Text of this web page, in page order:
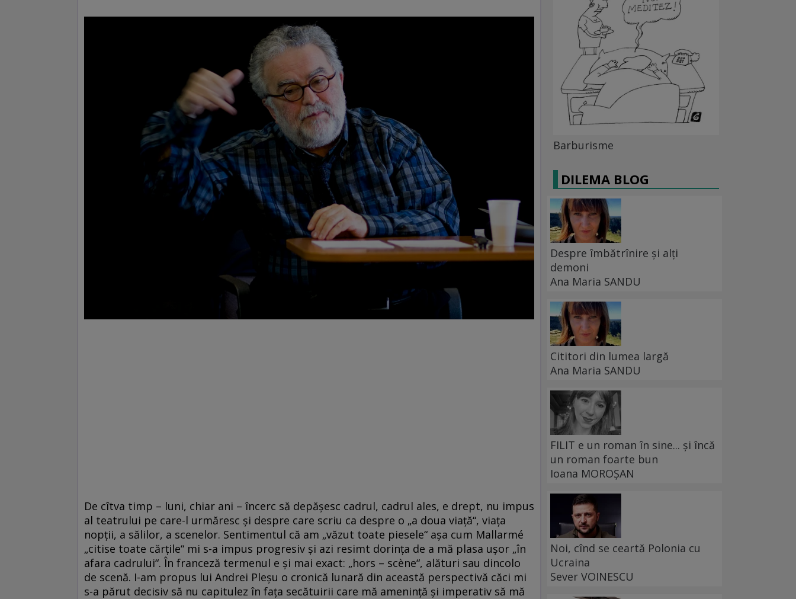
De cîtva timp – luni, chiar ani – încerc să depăşesc cadrul, cadrul ales, e drept, nu impus
al teatrului pe care-l urmăresc şi despre care scriu ca despre o „a doua viaţă“, viaţa
nopţii, a sălilor, a scenelor. Sentimentul că am „văzut toate piesele“ aşa cum Mallarmé
„citise toate cărţile“ mi s-a impus progresiv şi azi resimt dorinţa de a mă plasa uşor „în
afara cadrului“. În franceză termenul e şi mai exact: „hors – scène“, alături sau dincolo
de scenă. I-am propus lui Andrei Pleşu o cronică lunară din această perspectivă căci mi
s-a părut decisiv să nu capitulez în faţa secătuirii care mă ameninţă şi imperativ să mă
Barburisme
DILEMA BLOG
Despre îmbătrînire și alți
demoni
Ana Maria SANDU
Cititori din lumea largă
Ana Maria SANDU
FILIT e un roman în sine... și încă
un roman foarte bun
Ioana MOROȘAN
Noi, cînd se ceartă Polonia cu
Ucraina
Sever VOINESCU